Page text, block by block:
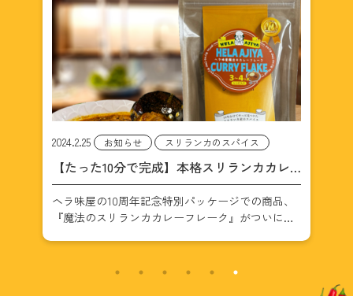
2025.12.18 限定メニュー お知らせ
【福岡で食べられる】スリランカ屋台料理
コットゥ｜チーズ＆マトン〈期間限定〉
【期間限定】12/14〜12/26 スリランカ屋台料理
「コットゥ」登場！ ランチ＆ディナー、期間中は